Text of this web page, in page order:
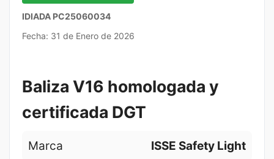
IDIADA PC25060034
Fecha: 31 de Enero de 2026
Baliza V16 homologada y
certificada DGT
Marca ISSE Safety Light